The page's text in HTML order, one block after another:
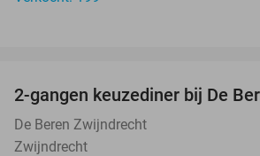
2-gangen keuzediner bij De
De Beren Zwijndrecht
Zwijndrecht